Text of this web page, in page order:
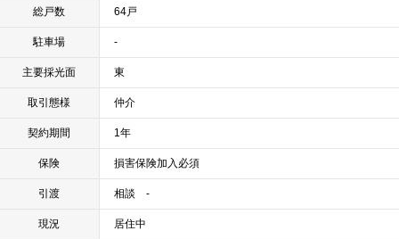
総戸数 64戸
駐車場 -
主要採光面 東
取引態様 仲介
契約期間 1年
保険 損害保険加入必須
引渡 相談 -
現況 居住中